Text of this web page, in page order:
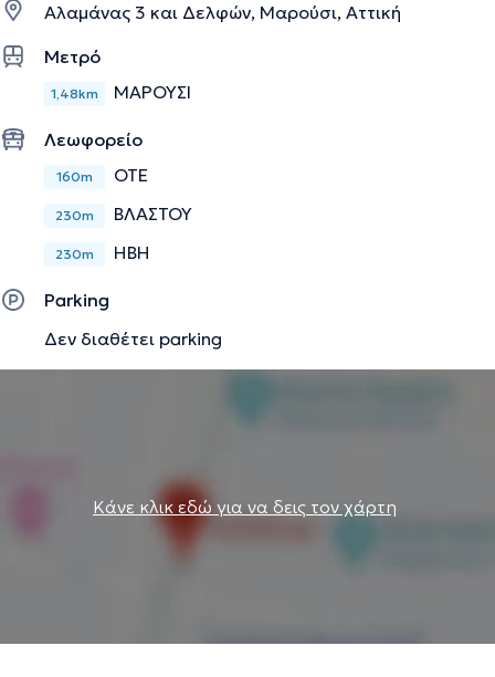
επαληθευμένες πληροφορίες.
Αλαμάνας 3 και Δελφών, Μαρούσι, Αττική
Μετρό
1,48km ΜΑΡΟΥΣΙ
Λεωφορείο
160m ΟΤΕ
230m ΒΛΑΣΤΟΥ
230m ΗΒΗ
Parking
Δεν διαθέτει parking
Κάνε κλικ εδώ για να δεις τον χάρτη